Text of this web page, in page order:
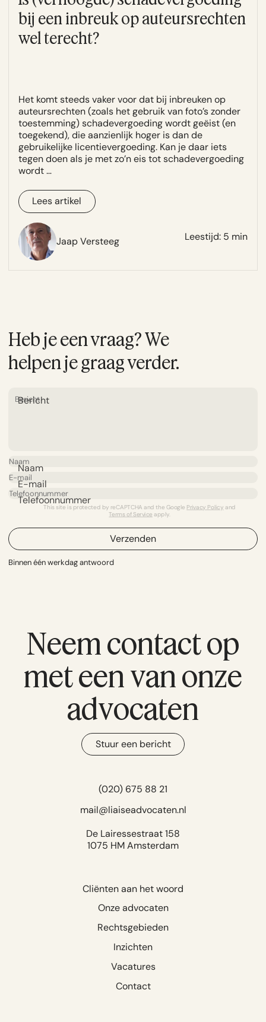
bij een inbreuk op auteursrechten
wel terecht?
Het komt steeds vaker voor dat bij inbreuken op
auteursrechten (zoals het gebruik van foto’s zonder
toestemming) schadevergoeding wordt geëist (en
toegekend), die aanzienlijk hoger is dan de
gebruikelijke licentievergoeding. Kan je daar iets
tegen doen als je met zo’n eis tot schadevergoeding
wordt …
Lees artikel
Jaap Versteeg Leestijd: 5 min
Heb je een vraag? We
helpen je graag verder.
Bericht
Naam
E-mail
Telefoonnummer
This site is protected by reCAPTCHA and the Google Privacy Policy and
Terms of Service apply.
Verzenden
Binnen één werkdag antwoord
Neem contact op
met een van onze
advocaten
Stuur een bericht
(020) 675 88 21
mail@liaiseadvocaten.nl
De Lairessestraat 158
1075 HM Amsterdam
Cliënten aan het woord
Onze advocaten
Rechtsgebieden
Inzichten
Vacatures
Contact